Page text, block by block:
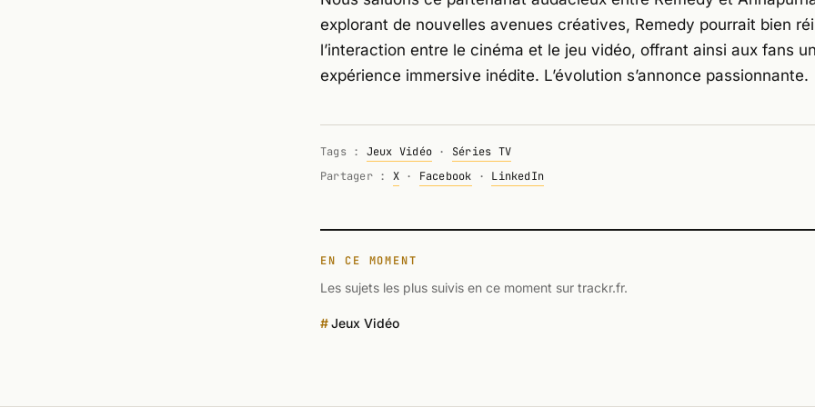
explorant de nouvelles avenues créatives, Remedy pourrait bien
l’interaction entre le cinéma et le jeu vidéo, offrant ainsi aux fans
expérience immersive inédite. L’évolution s’annonce passionnante.
Tags : Jeux Vidéo · Séries TV
Partager : X· Facebook · LinkedIn
EN CE MOMENT
Les sujets les plus suivis en ce moment sur trackr.fr.
Jeux Vidéo